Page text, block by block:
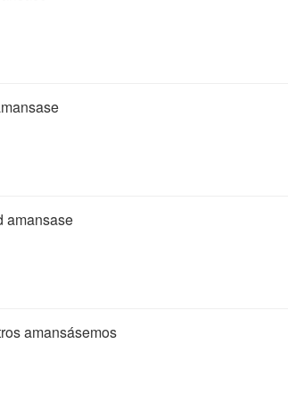
amansase
amansásemos